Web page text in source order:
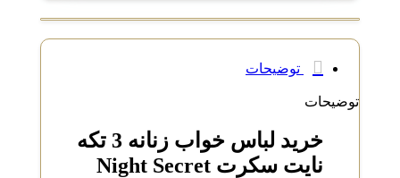
توضیحات
توضیحات
خرید لباس خواب زنانه 3 تکه
نایت سکرت Night Secret